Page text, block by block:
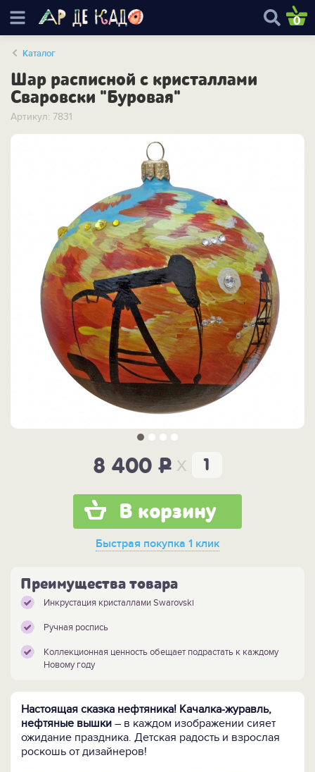
0
Каталог
Шар расписной с кристаллами
Сваровски "Буровая"
Артикул: 7831
8 400P x
В корзину
Быстрая покупка 1 клик
Преимущества товара
Инкрустация кристаллами Swarovski
Ручная роспись
Коллекционная ценность обещает подрастать к каждому
Новому году
Настоящая сказка нефтяника! Качалка-журавль,
нефтяные вышки – в каждом изображении сияет
ожидание праздника. Детская радость и взрослая
роскошь от дизайнеров!